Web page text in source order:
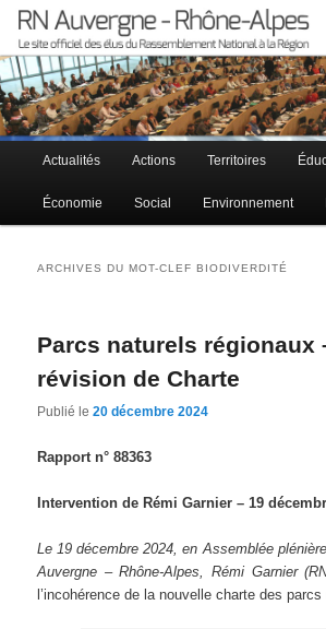
RN Auvergne –
Le site officiel des élus RN à la région Auvergne
Menu principal
Aller au contenu principal
Aller au contenu secondaire
Actualités Actions Territoires
Économie Social Environnement
ARCHIVES DU MOT-CLEFBIODIVERDITÉ
Parcs naturels régionaux
révision de Charte
Publié le20 décembre 2024
Rapport n° 88363
Intervention de Rémi Garnier – 19
Le 19 décembre 2024, en Assemblée
Auvergne – Rhône-Alpes, Rémi Garnier
l’incohérence de la nouvelle charte des